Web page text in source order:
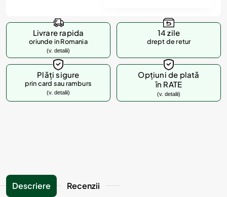
Livrare rapida
oriunde in Romania
(v. detalii)
14 zile
drept de retur
Plăți sigure
prin card sau ramburs
(v. detalii)
Opțiuni de plată
în RATE
(v. detalii)
Descriere Recenzii